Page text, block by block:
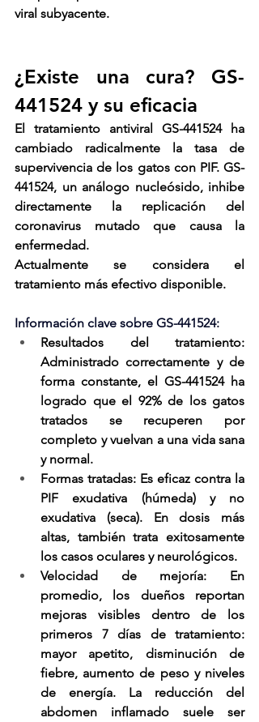
viral subyacente.
¿Existe una cura? GS-
441524 y su eficacia
El tratamiento antiviral GS-441524 ha
cambiado radicalmente la tasa de
supervivencia de los gatos con PIF. GS-
441524, un análogo nucleósido, inhibe
directamente la replicación del
coronavirus mutado que causa la
enfermedad.
Actualmente se considera el
tratamiento más efectivo disponible.
Información clave sobre GS-441524:
Resultados del tratamiento:
Administrado correctamente y de
forma constante, el GS-441524 ha
logrado que el 92% de los gatos
tratados se recuperen por
completo y vuelvan a una vida sana
y normal.
Formas tratadas: Es eficaz contra la
PIF exudativa (húmeda) y no
exudativa (seca). En dosis más
altas, también trata exitosamente
los casos oculares y neurológicos.
Velocidad de mejoría: En
promedio, los dueños reportan
mejoras visibles dentro de los
primeros 7 días de tratamiento:
mayor apetito, disminución de
fiebre, aumento de peso y niveles
de energía. La reducción del
abdomen inflamado suele ser